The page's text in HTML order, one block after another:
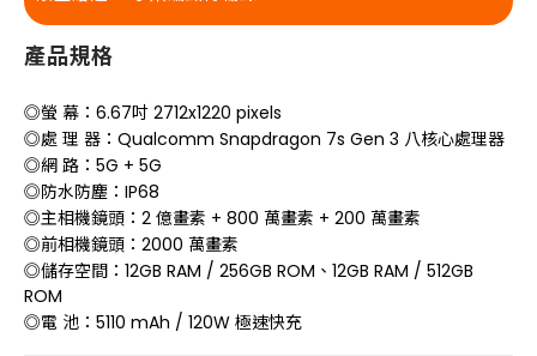
產品規格
◎螢 幕：6.67吋 2712x1220 pixels
◎處 理 器：Qualcomm Snapdragon 7s Gen 3 八核心處理器
◎網 路：5G + 5G
◎防水防塵：IP68
◎主相機鏡頭：2 億畫素 + 800 萬畫素 + 200 萬畫素
◎前相機鏡頭：2000 萬畫素
◎儲存空間：12GB RAM / 256GB ROM、12GB RAM / 512GB
ROM
◎電 池：5110 mAh / 120W 極速快充